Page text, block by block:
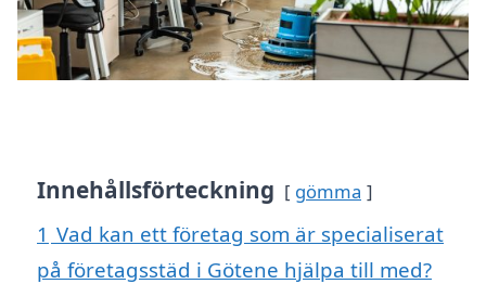
Innehållsförteckning gömma
1 Vad kan ett företag som är specialiserat
på företagsstäd i Götene hjälpa till med?